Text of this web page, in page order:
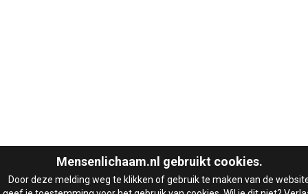
Mensenlichaam.nl gebruikt cookies.
Door deze melding weg te klikken of gebruik te maken van de